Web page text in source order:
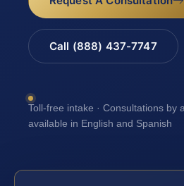
Call (888) 437-7747
Toll-free intake · Consultations by
available in English and Spanish